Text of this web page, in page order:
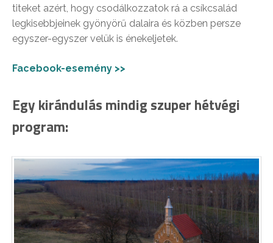
titeket azért, hogy csodálkozzatok rá a csíkcsalád
legkisebbjeinek gyönyörű dalaira és közben persze
egyszer-egyszer velük is énekeljetek.
Facebook-esemény >>
Egy kirándulás mindig szuper hétvégi
program: